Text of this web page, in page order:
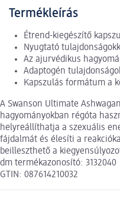
Termékleírás
Étrend-kiegészítő
Nyugtató
Az ajurvédikus
Adaptogén
Kapszulás formátum a
A Swanson Ultimate
hagyományokban régóta
helyreállíthatja a szexuális
fájdalmát és élesíti a
beilleszthető a
dm termékazonosító: 3132040
GTIN: 087614210032